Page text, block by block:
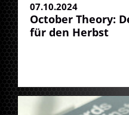
07.10.2024
October Theory:
für den Herbst